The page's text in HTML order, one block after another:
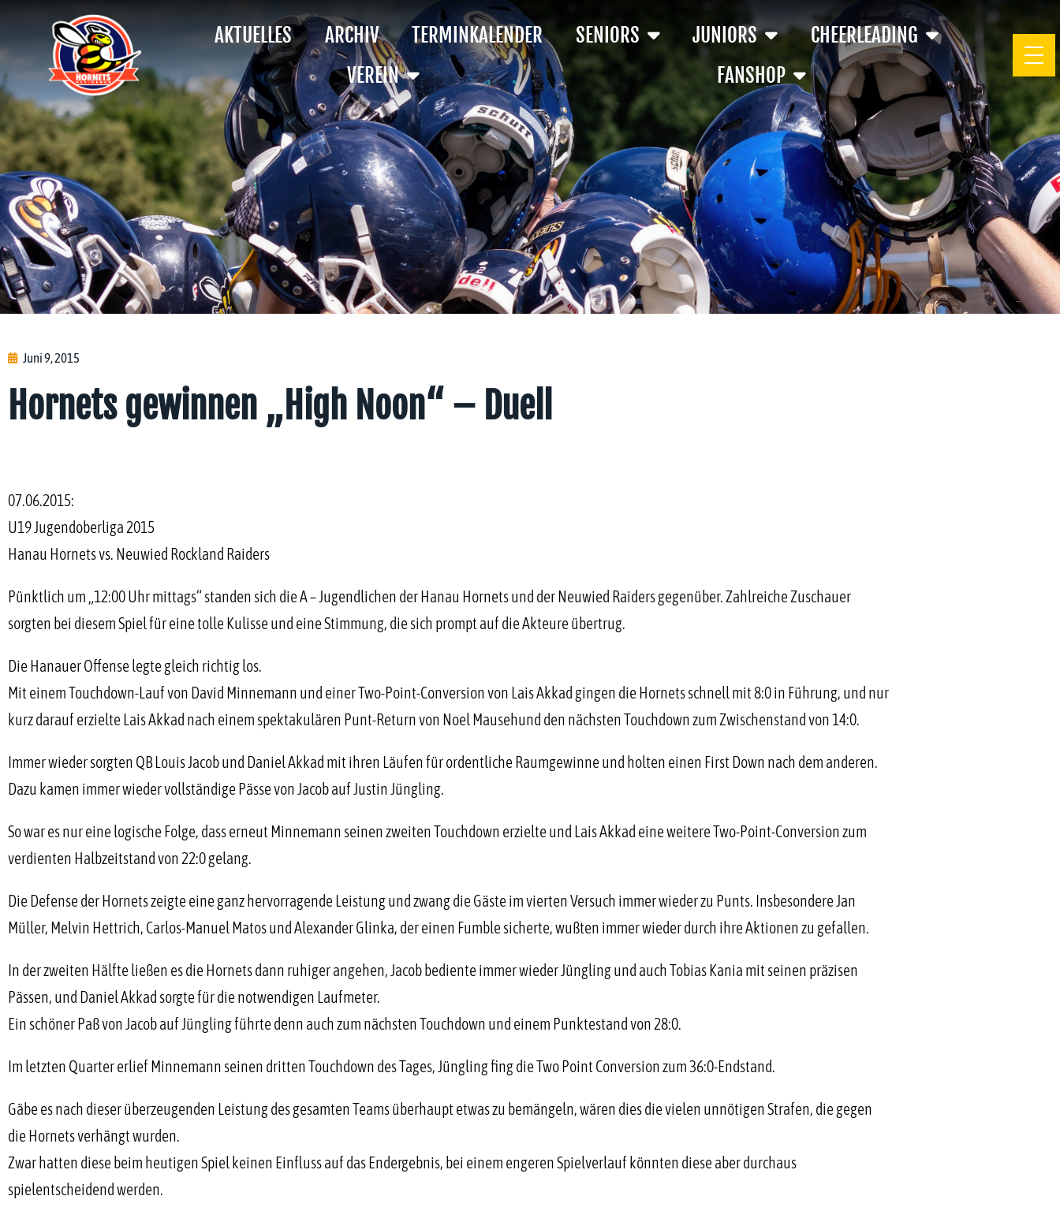
AKTUELLES ARCHIV TERMINKALENDER SENIORS JUNIORS
CHEERLEADING
VEREIN
FANSHOP
Juni 9, 2015
Hornets gewinnen „High Noon“ – Duell
07.06.2015:
U19 Jugendoberliga 2015
Hanau Hornets vs. Neuwied Rockland Raiders
Pünktlich um „12:00 Uhr mittags“ standen sich die A – Jugendlichen der Hanau Hornets und der Neuwied Raiders gegenüber. Zahlreiche Zuschauer
sorgten bei diesem Spiel für eine tolle Kulisse und eine Stimmung, die sich prompt auf die Akteure übertrug.
Die Hanauer Offense legte gleich richtig los.
Mit einem Touchdown-Lauf von David Minnemann und einer Two-Point-Conversion von Lais Akkad gingen die Hornets schnell mit 8:0 in Führung, und nur
kurz darauf erzielte Lais Akkad nach einem spektakulären Punt-Return von Noel Mausehund den nächsten Touchdown zum Zwischenstand von 14:0.
Immer wieder sorgten QB Louis Jacob und Daniel Akkad mit ihren Läufen für ordentliche Raumgewinne und holten einen First Down nach dem anderen.
Dazu kamen immer wieder vollständige Pässe von Jacob auf Justin Jüngling.
So war es nur eine logische Folge, dass erneut Minnemann seinen zweiten Touchdown erzielte und Lais Akkad eine weitere Two-Point-Conversion zum
verdienten Halbzeitstand von 22:0 gelang.
Die Defense der Hornets zeigte eine ganz hervorragende Leistung und zwang die Gäste im vierten Versuch immer wieder zu Punts. Insbesondere Jan
Müller, Melvin Hettrich, Carlos-Manuel Matos und Alexander Glinka, der einen Fumble sicherte, wußten immer wieder durch ihre Aktionen zu gefallen.
In der zweiten Hälfte ließen es die Hornets dann ruhiger angehen, Jacob bediente immer wieder Jüngling und auch Tobias Kania mit seinen präzisen
Pässen, und Daniel Akkad sorgte für die notwendigen Laufmeter.
Ein schöner Paß von Jacob auf Jüngling führte denn auch zum nächsten Touchdown und einem Punktestand von 28:0.
Im letzten Quarter erlief Minnemann seinen dritten Touchdown des Tages, Jüngling fing die Two Point Conversion zum 36:0-Endstand.
Gäbe es nach dieser überzeugenden Leistung des gesamten Teams überhaupt etwas zu bemängeln, wären dies die vielen unnötigen Strafen, die gegen
die Hornets verhängt wurden.
Zwar hatten diese beim heutigen Spiel keinen Einfluss auf das Endergebnis, bei einem engeren Spielverlauf könnten diese aber durchaus
spielentscheidend werden.